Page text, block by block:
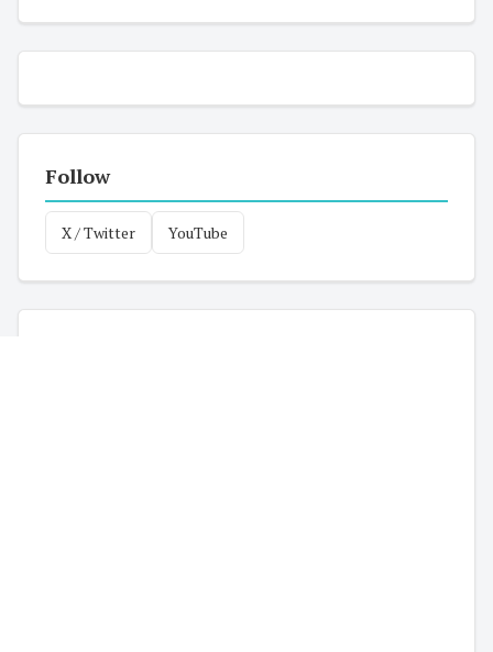
Follow
X / Twitter YouTube